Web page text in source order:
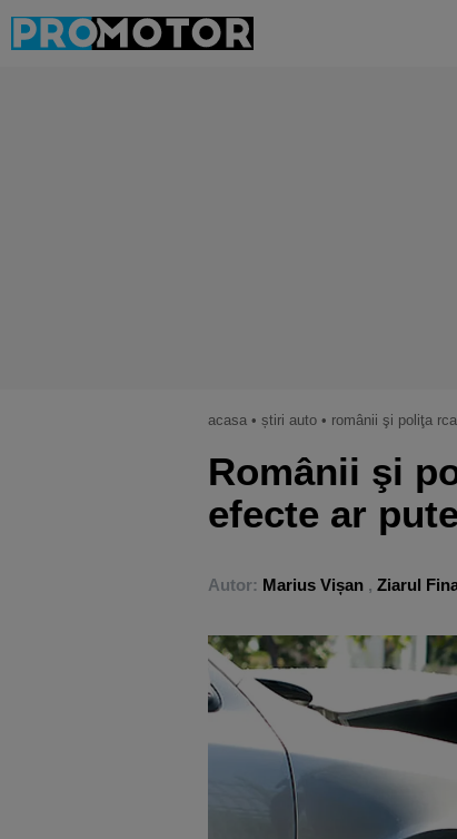
acasa • știri auto • românii şi poliţa
Românii şi
efecte ar
Autor: Marius Vișan , Ziarul